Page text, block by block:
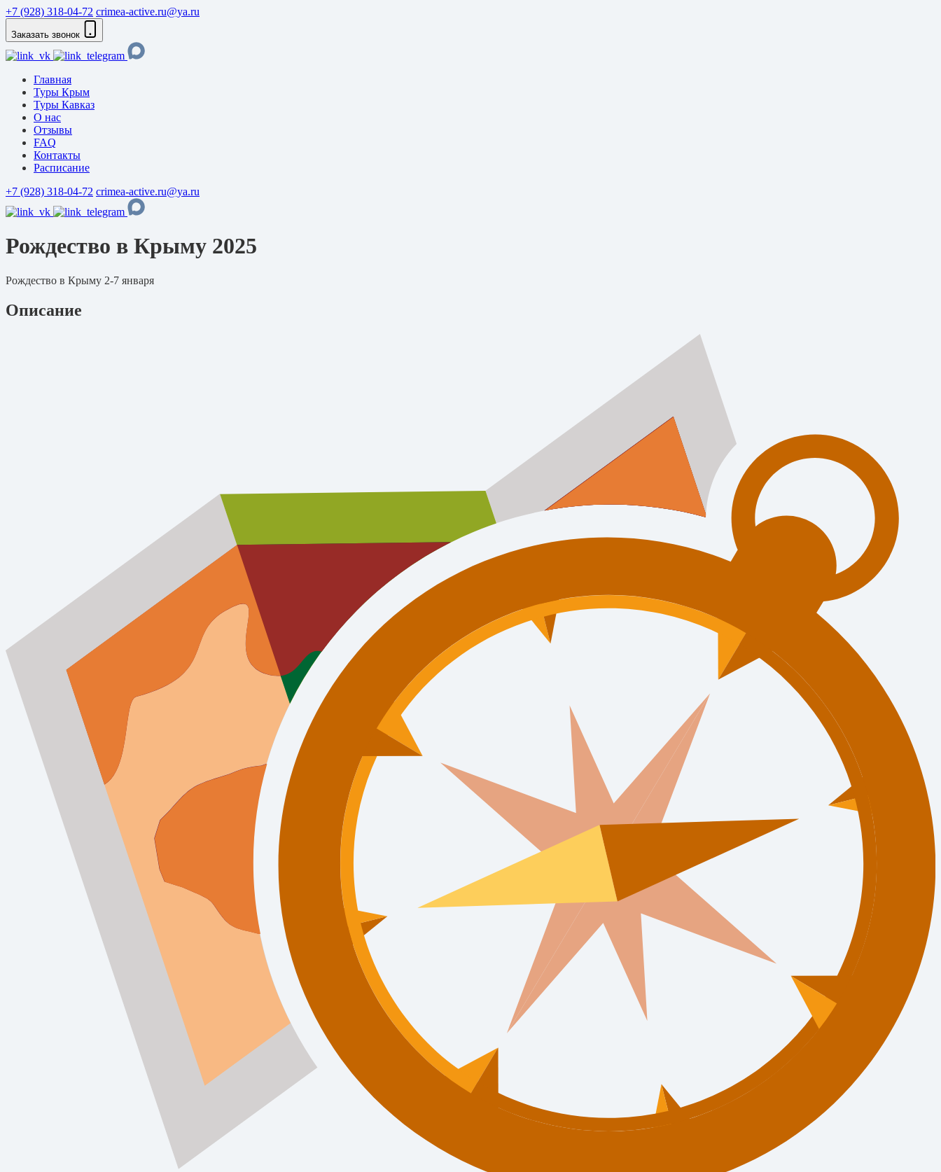
+7 (928) 318-04-72 crimea-active.ru@ya.ru
Заказать звонок
Главная
Туры Крым
Туры Кавказ
О нас
Отзывы
FAQ
Контакты
Расписание
+7 (928) 318-04-72 crimea-active.ru@ya.ru
Рождество в Крыму 2025
Рождество в Крыму 2-7 января
Описание